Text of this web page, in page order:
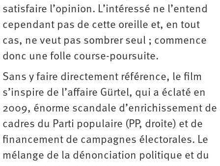
satisfaire l’opinion. L’intéressé ne l’entend
cependant pas de cette oreille et, en tout
cas, ne veut pas sombrer seul ; commence
donc une folle course-poursuite.
Sans y faire directement référence, le film
s’inspire de l’affaire Gürtel, qui a éclaté en
2009, énorme scandale d’enrichissement de
cadres du Parti populaire (PP, droite) et de
financement de campagnes électorales. Le
mélange de la dénonciation politique et du